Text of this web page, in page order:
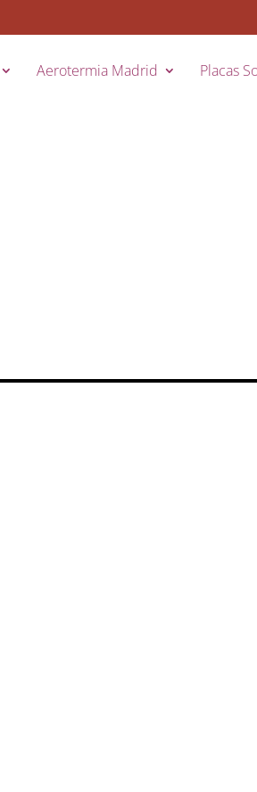
Aerotermia Madrid Placas